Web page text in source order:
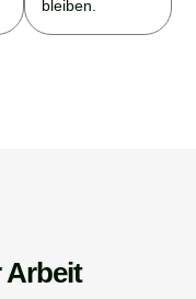
bleiben.
Arbeit